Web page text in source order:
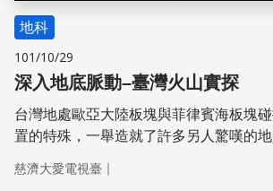
地科
101/10/29
深入地底脈動–臺灣火山實探
台灣地處歐亞大陸板塊與菲律賓海板塊
置的特殊，一舉造就了許多另人­驚嘆的
央地­質調查所，以沉積岩年代分析、地熱
慈濟大愛電視臺 ｜